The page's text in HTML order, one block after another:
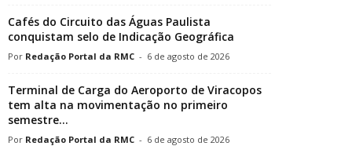
Cafés do Circuito das Águas Paulista
conquistam selo de Indicação Geográfica
Redação Portal da RMC - 6 de agosto de 2026
Terminal de Carga do Aeroporto de Viracopos
tem alta na movimentação no primeiro
semestre...
Redação Portal da RMC - 6 de agosto de 2026